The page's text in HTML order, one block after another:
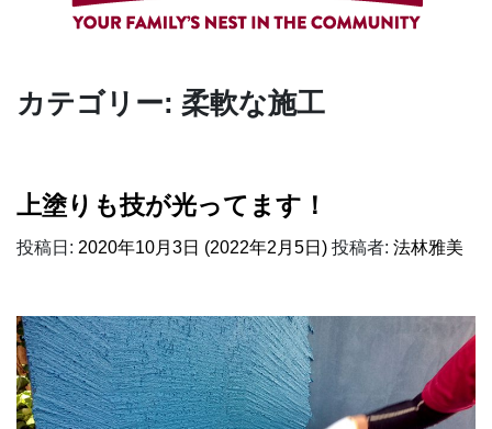
カテゴリー: 柔軟な施工
上塗りも技が光ってます！
投稿日: 2020年10月3日 (2022年2月5日) 投稿者: 法林雅美